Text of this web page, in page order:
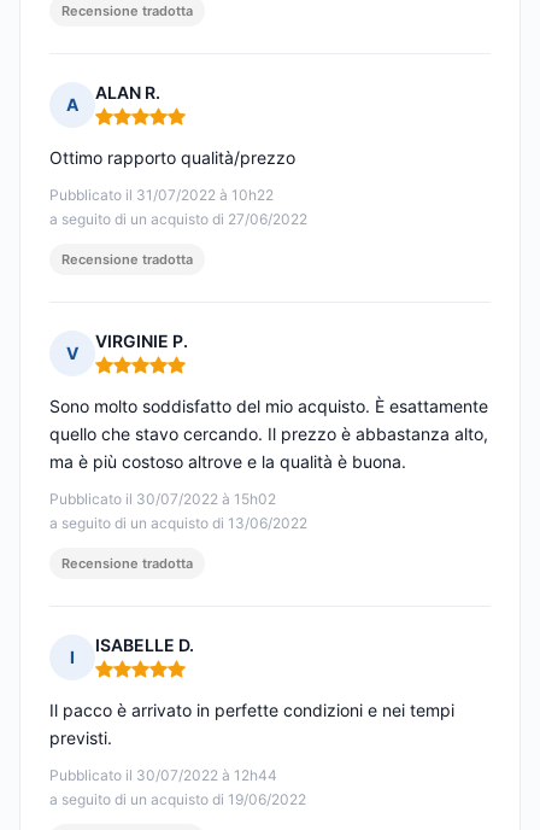
Recensione tradotta
A
ALAN R.
Nota: 5 su 5
Pubblicato il 31/07/2022 à 10h22
a seguito di un acquisto di 27/06/2022
Ottimo rapporto qualità/prezzo
Recensione tradotta
V
VIRGINIE P.
Nota: 5 su 5
Pubblicato il 30/07/2022 à 15h02
a seguito di un acquisto di 13/06/2022
Sono molto soddisfatto del mio acquisto. È esattamente
quello che stavo cercando. Il prezzo è abbastanza alto,
ma è più costoso altrove e la qualità è buona.
Recensione tradotta
I
ISABELLE D.
Nota: 5 su 5
Pubblicato il 30/07/2022 à 12h44
a seguito di un acquisto di 19/06/2022
Il pacco è arrivato in perfette condizioni e nei tempi
previsti.